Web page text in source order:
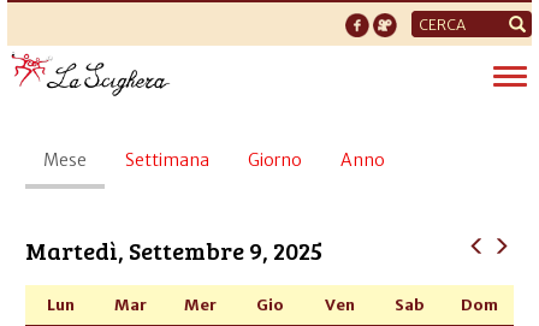
Form
di
ricerca
Schede
primarie
Mese (scheda
attiva)
Settimana Giorno Anno
Martedì, Settembre 9, 2025
Lun Mar Mer Gio Ven Sab Dom